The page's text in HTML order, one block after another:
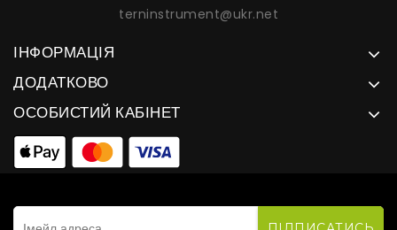
terninstrument@ukr.net
ІНФОРМАЦІЯ
ДОДАТКОВО
ОСОБИСТИЙ КАБІНЕТ